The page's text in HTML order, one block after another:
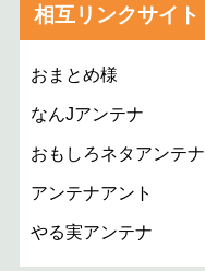
相互リンクサイト
おまとめ様
なんJアンテナ
おもしろネタアンテナ
アンテナアント
やる実アンテナ